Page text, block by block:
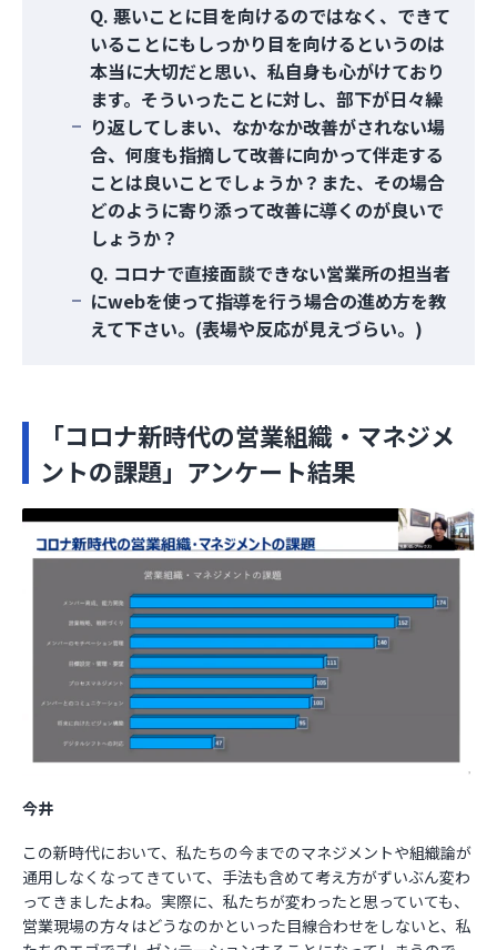
Q. 悪いことに目を向けるのではなく、できて
いることにもしっかり目を向けるというのは
本当に大切だと思い、私自身も心がけており
ます。そういったことに対し、部下が日々繰
り返してしまい、なかなか改善がされない場
合、何度も指摘して改善に向かって伴走する
ことは良いことでしょうか？また、その場合
どのように寄り添って改善に導くのが良いで
しょうか？
Q. コロナで直接面談できない営業所の担当者
にwebを使って指導を行う場合の進め方を教
えて下さい。(表場や反応が見えづらい。)
「コロナ新時代の営業組織・マネジメ
ントの課題」アンケート結果
今井
この新時代において、私たちの今までのマネジメントや組織論が
通用しなくなってきていて、手法も含めて考え方がずいぶん変わ
ってきましたよね。実際に、私たちが変わったと思っていても、
営業現場の方々はどうなのかといった目線合わせをしないと、私